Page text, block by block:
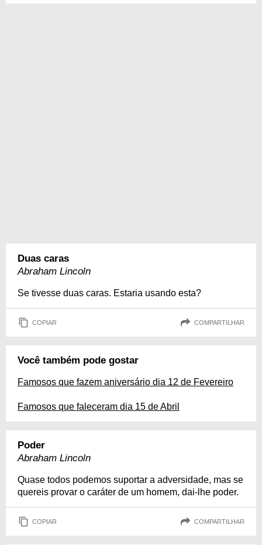
Duas caras
Abraham Lincoln
Se tivesse duas caras. Estaria usando esta?
COPIAR COMPARTILHAR
Você também pode gostar
Famosos que fazem aniversário dia 12 de Fevereiro
Famosos que faleceram dia 15 de Abril
Poder
Abraham Lincoln
Quase todos podemos suportar a adversidade, mas se
quereis provar o caráter de um homem, dai-lhe poder.
COPIAR COMPARTILHAR